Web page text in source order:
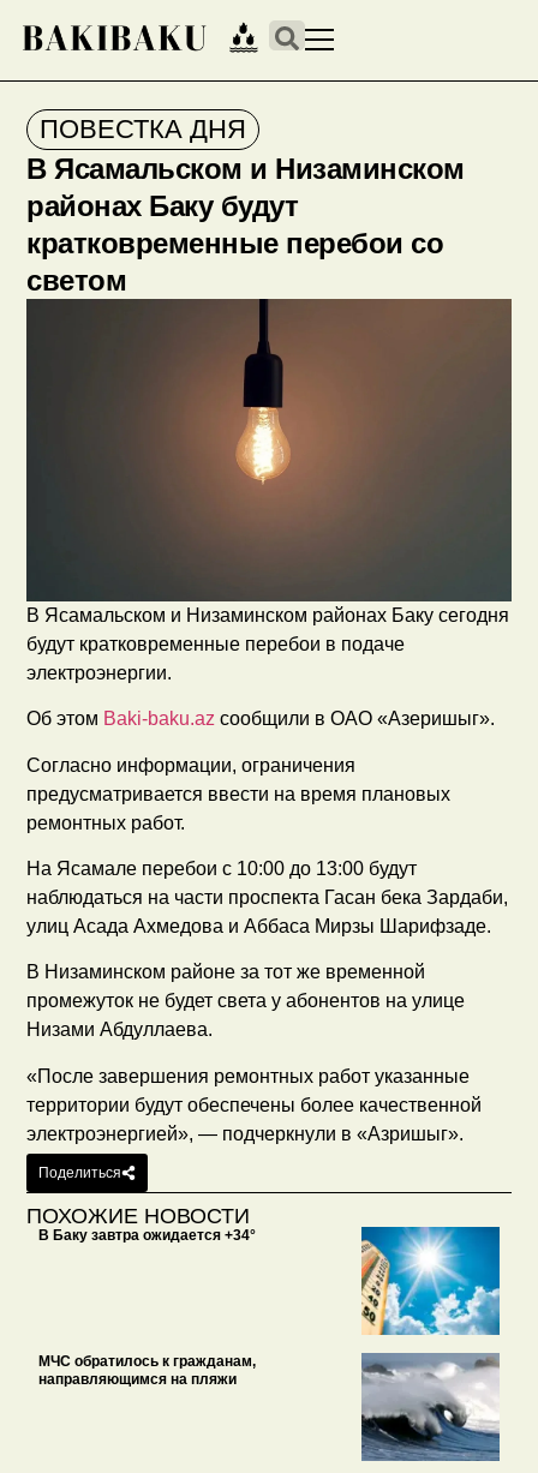
ПОВЕСТКА ДНЯ
В Ясамальском и Низаминском
районах Баку будут
кратковременные перебои со
светом
В Ясамальском и Низаминском районах Баку сегодня
будут кратковременные перебои в подаче
электроэнергии.
Об этом Baki-baku.az сообщили в ОАО «Азеришыг».
Согласно информации, ограничения
предусматривается ввести на время плановых
ремонтных работ.
На Ясамале перебои с 10:00 до 13:00 будут
наблюдаться на части проспекта Гасан бека Зардаби,
улиц Асада Ахмедова и Аббаса Мирзы Шарифзаде.
В Низаминском районе за тот же временной
промежуток не будет света у абонентов на улице
Низами Абдуллаева.
«После завершения ремонтных работ указанные
территории будут обеспечены более качественной
электроэнергией», — подчеркнули в «Азришыг».
Поделиться
ПОХОЖИЕ НОВОСТИ
В Баку завтра ожидается +34°
МЧС обратилось к гражданам,
направляющимся на пляжи